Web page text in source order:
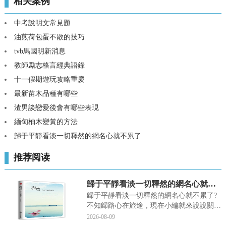
中考說明文常見題
油煎荷包蛋不散的技巧
tvb馬國明新消息
教師勵志格言經典語錄
十一假期遊玩攻略重慶
最新苗木品種有哪些
渣男談戀愛後會有哪些表現
緬甸柚木變黃的方法
歸于平靜看淡一切釋然的網名心就不累了
推荐阅读
歸于平靜看淡一切釋然的網名心就不累了
歸于平靜看淡一切釋然的網名心就不累了?
不知歸路心在旅途，現在小編就來說說關于
歸于平靜看淡一切釋然的網名心就不累了?
2026-08-09